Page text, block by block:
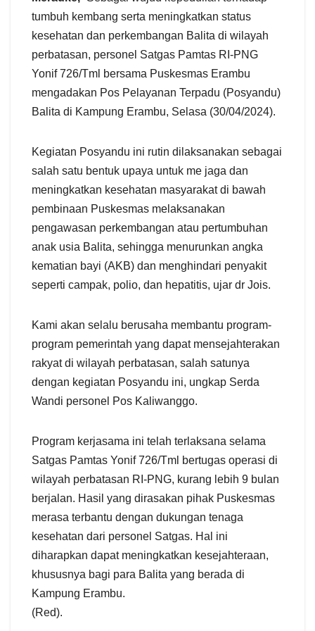
tumbuh kembang serta meningkatkan status
kesehatan dan perkembangan Balita di wilayah
perbatasan, personel Satgas Pamtas RI-PNG
Yonif 726/Tml bersama Puskesmas Erambu
mengadakan Pos Pelayanan Terpadu (Posyandu)
Balita di Kampung Erambu, Selasa (30/04/2024).
Kegiatan Posyandu ini rutin dilaksanakan sebagai
salah satu bentuk upaya untuk me jaga dan
meningkatkan kesehatan masyarakat di bawah
pembinaan Puskesmas melaksanakan
pengawasan perkembangan atau pertumbuhan
anak usia Balita, sehingga menurunkan angka
kematian bayi (AKB) dan menghindari penyakit
seperti campak, polio, dan hepatitis, ujar dr Jois.
Kami akan selalu berusaha membantu program-
program pemerintah yang dapat mensejahterakan
rakyat di wilayah perbatasan, salah satunya
dengan kegiatan Posyandu ini, ungkap Serda
Wandi personel Pos Kaliwanggo.
Program kerjasama ini telah terlaksana selama
Satgas Pamtas Yonif 726/Tml bertugas operasi di
wilayah perbatasan RI-PNG, kurang lebih 9 bulan
berjalan. Hasil yang dirasakan pihak Puskesmas
merasa terbantu dengan dukungan tenaga
kesehatan dari personel Satgas. Hal ini
diharapkan dapat meningkatkan kesejahteraan,
khususnya bagi para Balita yang berada di
Kampung Erambu.
(Red).